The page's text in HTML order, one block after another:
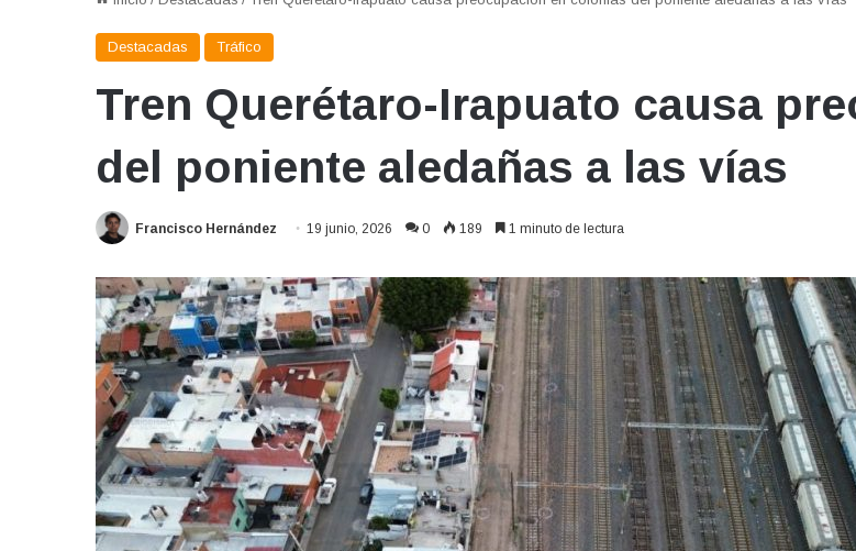
Destacadas Tráfico
Tren Querétaro-Irapuato causa
del poniente aledañas a las vías
Francisco Hernández 19 junio, 2026 0 189 1 minuto de lectura